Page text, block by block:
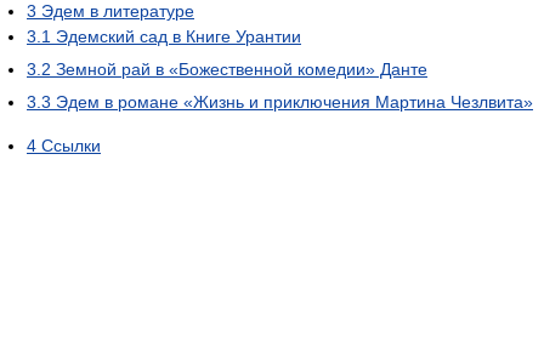
3 Эдем в литературе
3.1 Эдемский сад в Книге Урантии
3.2 Земной рай в «Божественной комедии» Данте
3.3 Эдем в романе «Жизнь и приключения Мартина Чезлвита»
4 Ссылки